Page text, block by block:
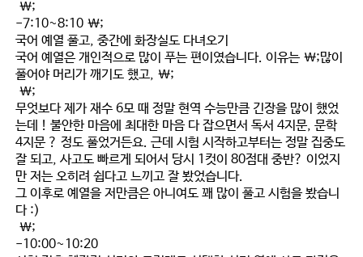
\;
-7:10~8:10 \;
국어 예열 풀고, 중간에 화장실도 다녀오기
국어 예열은 개인적으로 많이 푸는 편이였습니다. 이유는 \;많이
풀어야 머리가 깨기도 했고, \;
\;
무엇보다 제가 재수 6모 때 정말 현역 수능만큼 긴장을 많이 했었
는데 ! 불안한 마음에 최대한 마음 다 잡으면서 독서 4지문, 문학
4지문 ? 정도 풀었거든요. 근데 시험 시작하고부터는 정말 집중도
잘 되고, 사고도 빠르게 되어서 당시 1컷이 80점대 중반? 이었지
만 저는 오히려 쉽다고 느끼고 잘 봤었습니다.
그 이후로 예열을 저만큼은 아니여도 꽤 많이 풀고 시험을 봤습니
다 :)
\;
-10:00~10:20